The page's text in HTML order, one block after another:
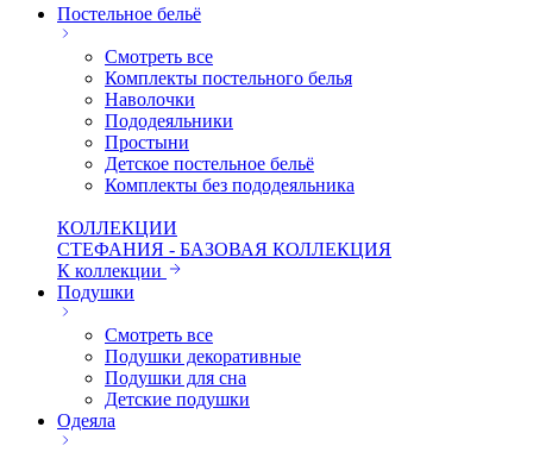
Постельное бельё
Смотреть все
Комплекты постельного белья
Наволочки
Пододеяльники
Простыни
Детское постельное бельё
Комплекты без пододеяльника
КОЛЛЕКЦИИ
СТЕФАНИЯ - БАЗОВАЯ КОЛЛЕКЦИЯ
К коллекции
Подушки
Смотреть все
Подушки декоративные
Подушки для сна
Детские подушки
Одеяла